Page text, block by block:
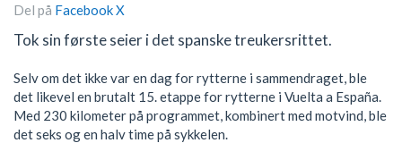
Del på FacebookX
Tok sin første seier i det spanske treukersrittet.
Selv om det ikke var en dag for rytterne i sammendraget, ble
det likevel en brutalt 15. etappe for rytterne i Vuelta a España.
Med 230 kilometer på programmet, kombinert med motvind, ble
det seks og en halv time på sykkelen.